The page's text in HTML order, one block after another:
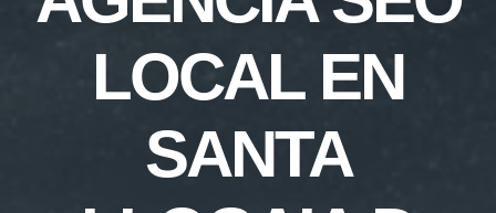
LOCAL EN
SANTA